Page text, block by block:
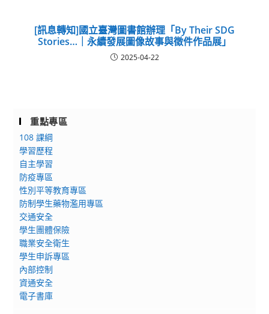
[訊息轉知]國立臺灣圖書館辦理「By Their SDG
Stories…｜永續發展圖像故事與徵件作品展」
2025-04-22
重點專區
108 課綱
學習歷程
自主學習
防疫專區
性別平等教育專區
防制學生藥物濫用專區
交通安全
學生團體保險
職業安全衛生
學生申訴專區
內部控制
資通安全
電子書庫